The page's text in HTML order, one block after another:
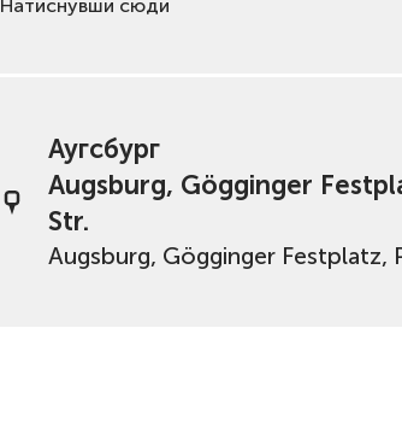
Натиснувши сюди
Аугсбург
Augsburg, Gögginger
Str.
Augsburg, Gögginger Festplatz,